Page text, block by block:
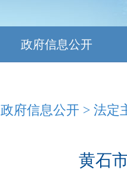
政府信息公开
政府信息公开 > 法定
黄石